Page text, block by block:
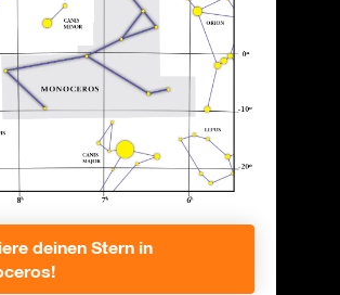
deinen Stern in